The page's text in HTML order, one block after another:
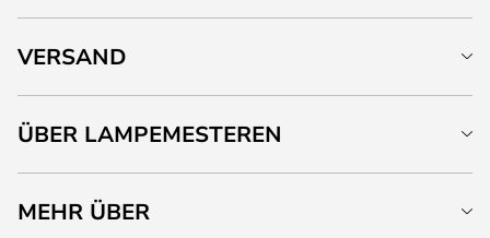
VERSAND
ÜBER LAMPEMESTEREN
MEHR ÜBER